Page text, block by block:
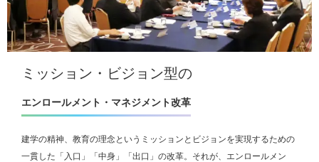
ミッション・ビジョン型の
エンロールメント・マネジメント改革
建学の精神、教育の理念というミッションとビジョンを実現するための
一貫した「入口」「中身」「出口」の改革。それが、エンロールメン